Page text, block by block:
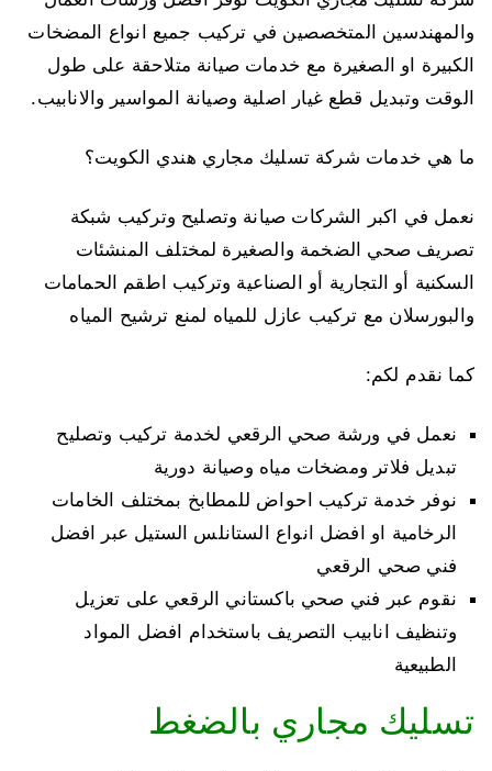
والمهندسين المتخصصين في تركيب جميع انواع المضخات
الكبيرة او الصغيرة مع خدمات صيانة متلاحقة على طول
الوقت وتبديل قطع غيار اصلية وصيانة المواسير والانابيب.
ما هي خدمات شركة تسليك مجاري هندي الكويت؟
نعمل في اكبر الشركات صيانة وتصليح وتركيب شبكة
تصريف صحي الضخمة والصغيرة لمختلف المنشئات
السكنية أو التجارية أو الصناعية وتركيب اطقم الحمامات
والبورسلان مع تركيب عازل للمياه لمنع ترشيح المياه
كما نقدم لكم:
نعمل في ورشة صحي الرقعي لخدمة تركيب وتصليح
تبديل فلاتر ومضخات مياه وصيانة دورية
نوفر خدمة تركيب احواض للمطابخ بمختلف الخامات
الرخامية او افضل انواع الستانلس الستيل عبر افضل
فني صحي الرقعي
نقوم عبر فني صحي باكستاني الرقعي على تعزيل
وتنظيف انابيب التصريف باستخدام افضل المواد
الطبيعية
تسليك مجاري بالضغط